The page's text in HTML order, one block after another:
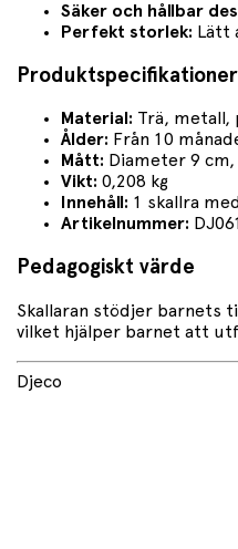
Säker och hållbar
Perfekt storlek: Lätt
Produktspecifikationer
Material: Trä, metall,
Ålder: Från 10
Mått: Diameter 9
Vikt: 0,208 kg
Innehåll: 1 skallra
Artikelnummer:
Pedagogiskt värde
Skallaran stödjer barnets
vilket hjälper barnet att
Djeco